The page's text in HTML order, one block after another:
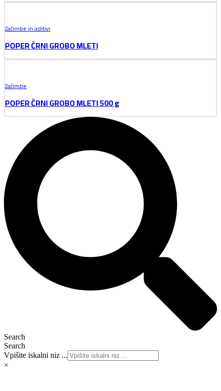
Začimbe in aditivi
POPER ČRNI GROBO MLETI
Začimbe
POPER ČRNI GROBO MLETI 500 g
Search
Search
Vpišite iskalni niz ...
×